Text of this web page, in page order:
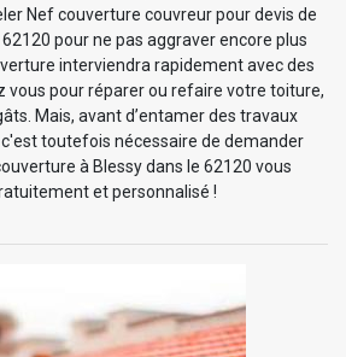
Nef couverture couvreur pour devis de
pour ne pas aggraver encore plus
interviendra rapidement avec des
vous pour réparer ou refaire votre toiture,
Mais, avant d’entamer des travaux
toutefois nécessaire de demander
à Blessy dans le 62120 vous
et personnalisé !